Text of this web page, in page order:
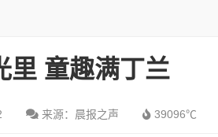
里 童趣满丁兰
来源：晨报之声 39096℃